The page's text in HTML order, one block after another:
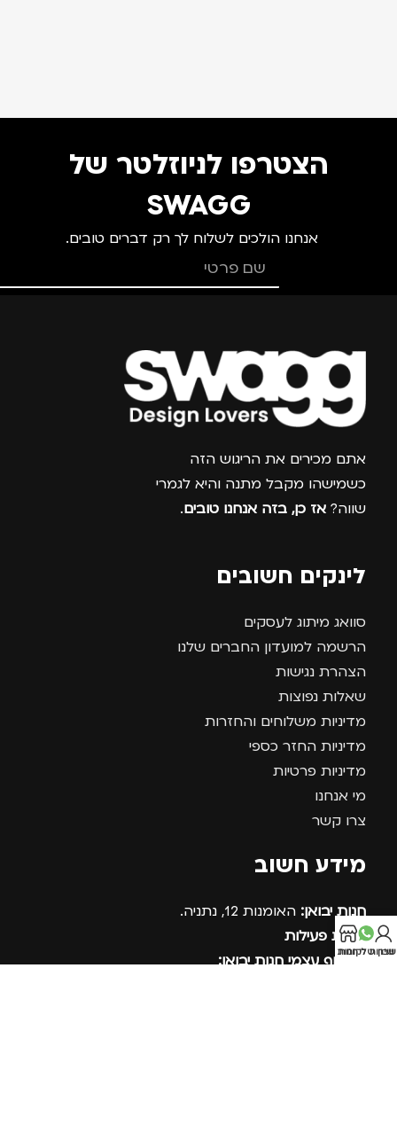
הצטרפו לניוזלטר של
SWAGG
אנחנו הולכים לשלוח לך רק דברים טובים.
צרפו אותי למועדון
אתם מכירים את הריגוש הזה
כשמישהו מקבל מתנה והיא לגמרי
שווה? אז כן, בזה אנחנו טובים.
לינקים חשובים
סוואג מיתוג לעסקים
הרשמה למועדון החברים שלנו
הצהרת נגישות
שאלות נפוצות
מדיניות משלוחים והחזרות
מדיניות החזר כספי
מדיניות פרטיות
מי אנחנו
צרו קשר
מידע חשוב
חנות יבואן: האומנות 12, נתניה.
שעות פעילות
לאיסוף עצמי חנות יבואן:שלי
שירות לקוחות
חנות